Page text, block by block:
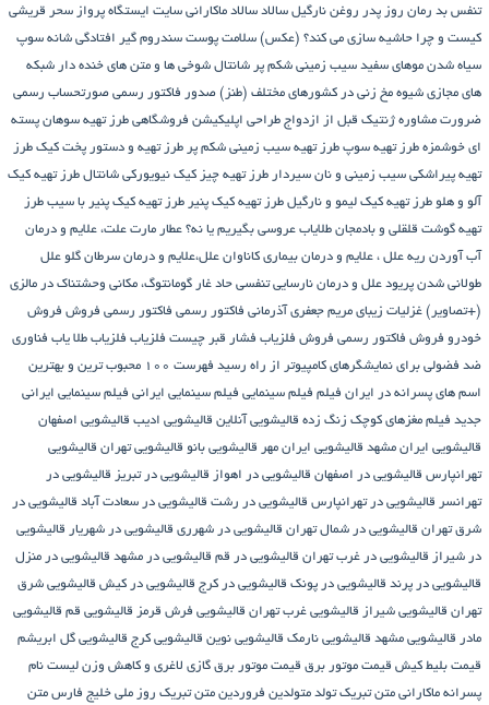
تنفس بد رمان روز پدر روغن نارگیل سالاد سالاد ماکارانی سایت ایستگاه پرواز سحر قریشی
کیست و چرا حاشیه سازی می کند؟ (عکس) سلامت پوست سندروم گیر افتادگی شانه سوپ
سیاه شدن موهای سفید سیب زمینی شکم پر شانتال شوخی ها و متن های خنده دار شبکه
های مجازی شیوه مخ زنی در کشورهای مختلف (طنز) صدور فاکتور رسمی صورتحساب رسمی
ضرورت مشاوره ژنتیک قبل از ازدواج طراحی اپلیکیشن فروشگاهی طرز تهیه سوهان پسته
ای خوشمزه طرز تهیه سوپ طرز تهیه سیب زمینی شکم پر طرز تهیه و دستور پخت کیک طرز
تهیه پیراشكی سيب زمينی و نان سیردار طرز تهیه چیز کیک نیویورکی شانتال طرز تهیه کیک
آلو و هلو طرز تهیه کیک لیمو و نارگیل طرز تهیه کیک پنیر طرز تهیه کیک پنیر با سیب طرز
تهیه گوشت قلقلی و بادمجان طلایاب عروسی بگیریم یا نه؟ عطار مارت علت، علایم و درمان
آب آوردن ریه علل ، علایم و درمان بیماری کاناوان علل،علایم و درمان سرطان گلو علل
طولانی شدن پریود علل و درمان نارسایی تنفسی حاد غار گومانتوگ، مکانی وحشتناک در مالزی
(+تصاویر) غزلیات زیبای مریم جعفری آذرمانی فاکتور رسمی فاکتور رسمی فروش فروش
خودرو فروش فاکتور رسمی فروش فلزیاب فشار قبر چیست فلزیاب فلزیاب طلا یاب فناوری
ضد فضولی برای نمایشگرهای کامپیوتر از راه رسید
فهرست ۱۰۰ محبوب ترین و بهترین
اسم های پسرانه در ایران فیلم فیلم سینمایی فیلم سینمایی ایرانی فیلم سینمایی ایرانی
جدید فیلم مغزهای کوچک زنگ زده قالیشویی آنلاین قالیشویی ادیب قالیشویی اصفهان
قالیشویی ایران مشهد قالیشویی ایران مهر قالیشویی بانو قالیشویی تهران قالیشویی
تهرانپارس قالیشویی در اصفهان قالیشویی در اهواز قالیشویی در تبریز قالیشویی در
تهرانسر قالیشویی در تهرانپارس قالیشویی در رشت قالیشویی در سعادت آباد قالیشویی در
شرق تهران قالیشویی در شمال تهران قالیشویی در شهرری قالیشویی در شهریار قالیشویی
در شیراز قالیشویی در غرب تهران قالیشویی در قم قالیشویی در مشهد قالیشویی در منزل
قالیشویی در پرند قالیشویی در پونک قالیشویی در کرج قالیشویی در کیش قالیشویی شرق
تهران قالیشویی شیراز قالیشویی غرب تهران قالیشویی فرش قرمز قالیشویی قم قالیشویی
مادر قالیشویی مشهد قالیشویی نارمک قالیشویی نوین قالیشویی کرج قالیشویی گل ابریشم
قیمت بلیط کیش قیمت موتور برق قیمت موتور برق گازی لاغری و کاهش وزن لیست نام
پسرانه ماکارانی متن تبریک تولد متولدین فروردین متن تبریک روز ملی خلیج فارس متن